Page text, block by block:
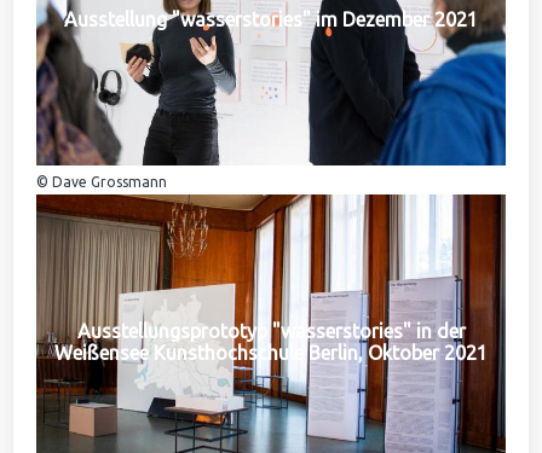
Ausstellung "wasserstories" im Dezember 2021
© Dave Grossmann
Ausstellungsprototyp "wasserstories" in der
Weißensee Kunsthochschule Berlin, Oktober 2021